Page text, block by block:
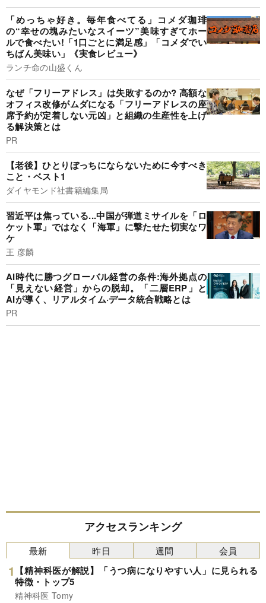
「めっちゃ好き。毎年食べてる」コメダ珈琲
の“幸せの塊みたいなスイーツ”美味すぎてホー
ルで食べたい!「1口ごとに満足感」「コメダでい
ちばん美味い」《実食レビュー》
ランチ命の山盛くん
なぜ「フリーアドレス」は失敗するのか? 高額な
オフィス改修がムダになる「フリーアドレスの座
席予約が定着しない元凶」と組織の生産性を上げ
る解決策とは
PR
【老後】ひとりぼっちにならないために今すべき
こと・ベスト1
ダイヤモンド社書籍編集局
習近平は焦っている...中国が弾道ミサイルを「ロ
ケット軍」ではなく「海軍」に撃たせた切実なワ
ケ
王 彦麟
AI時代に勝つグローバル経営の条件:海外拠点の
「見えない経営」からの脱却。「二層ERP」と
AIが導く、リアルタイム·データ統合戦略とは
PR
アクセスランキング
最新
【精神科医が解説】「うつ病になりやすい人」に見られる
特徴・トップ5
精神科医 Tomy
昨日 週間 会員